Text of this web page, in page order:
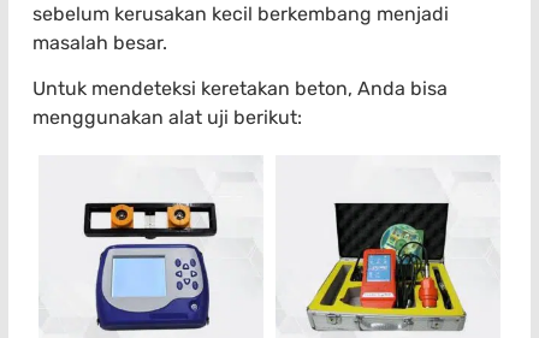
sebelum kerusakan kecil berkembang menjadi
masalah besar.
Untuk mendeteksi keretakan beton, Anda bisa
menggunakan alat uji berikut: